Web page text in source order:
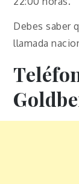
Debes saber
llamada